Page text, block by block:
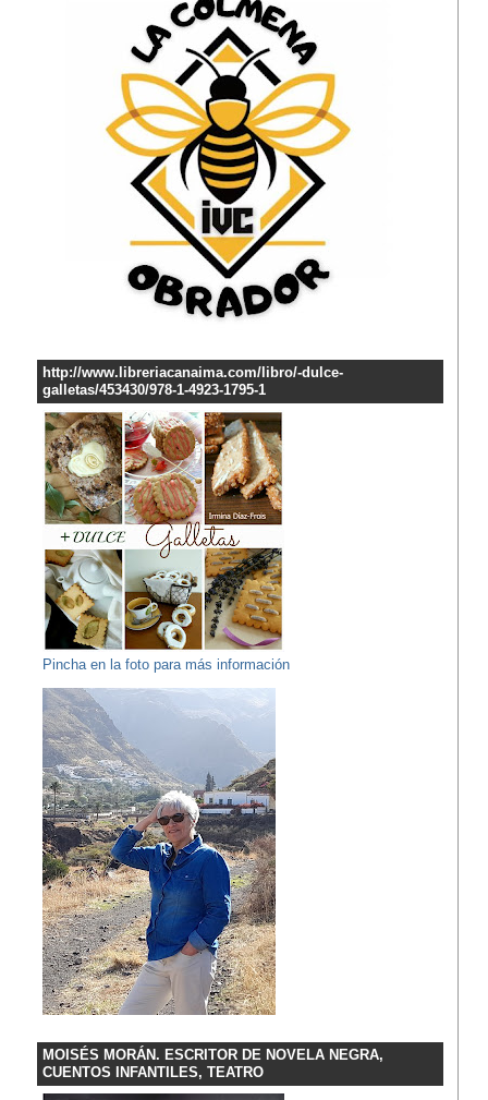
http://www.libreriacanaima.com/libro/-dulce-
galletas/453430/978-1-4923-1795-1
Pincha en la foto para más información
MOISÉS MORÁN. ESCRITOR DE NOVELA NEGRA,
CUENTOS INFANTILES, TEATRO